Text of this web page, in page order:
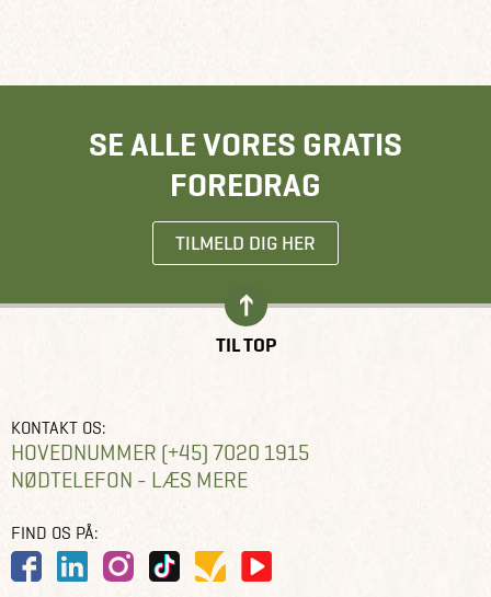
SE ALLE VORES GRATIS
FOREDRAG
TILMELD DIG HER
TIL TOP
KONTAKT OS:
HOVEDNUMMER (+45) 7020 1915
NØDTELEFON - LÆS MERE
FIND OS PÅ: